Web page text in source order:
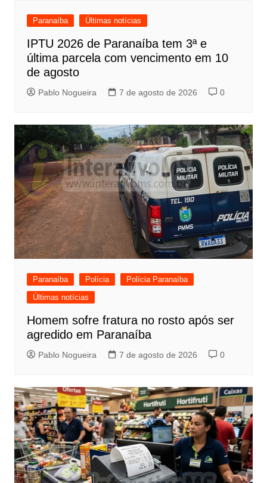
Paranaíba Últimas notícias
IPTU 2026 de Paranaíba tem 3ª e
última parcela com vencimento em 10
de agosto
Pablo Nogueira 7 de agosto de 2026 0
Paranaíba Polícia
Polícia Paranaíba
Últimas notícias
Homem sofre fratura no rosto após ser
agredido em Paranaíba
Pablo Nogueira 7 de agosto de 2026 0